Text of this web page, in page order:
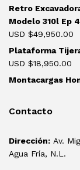
Retro
Modelo 310l Ep
USD $49,950.00
Plataforma
USD $18,950.00
Montacargas
Contacto
Dirección: Av.
Agua Fría, N.L.